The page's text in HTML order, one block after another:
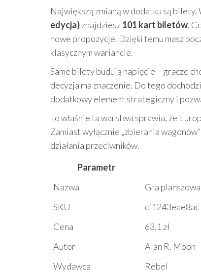
Największą zmianą w dodatku są bilety.
edycja)znajdziesz101 kart biletów.
nowe propozycje. Dzięki temu masz
klasycznym wariancie.
Same bilety budują napięcie – gracze
decyzja ma znaczenie. Do tego
dodatkowy element strategiczny i
To właśnie ta warstwa sprawia, że
Zamiast wyłącznie „zbierania
działania przeciwników.
Parametr
Nazwa
Gra
SKU
cf1243eae8ac
Cena
63.1 zł
Autor
Alan R. Moon
Wydawca
Rebel